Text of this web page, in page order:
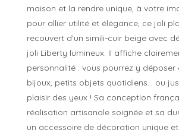
maison et la rendre unique, à votre
pour allier utilité et élégance, ce joli
recouvert d’un simili-cuir beige avec
joli Liberty lumineux. Il affiche
personnalité : vous pourrez y déposer
bijoux, petits objets quotidiens… ou
plaisir des yeux ! Sa conception
réalisation artisanale soignée et sa
un accessoire de décoration unique et